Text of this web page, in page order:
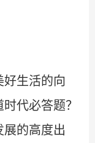
好生活的向
代必答题？
展的高度出